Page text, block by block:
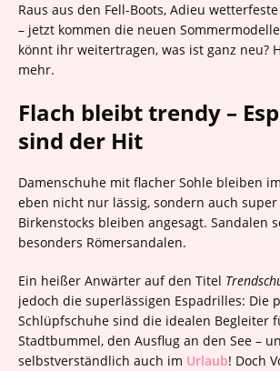
Raus aus den Fell-Boots, Adieu
– jetzt kommen die neuen
könnt ihr weitertragen, was ist ganz neu?
mehr.
Flach bleibt trendy –
sind der Hit
Damenschuhe mit flacher Sohle bleiben
eben nicht nur lässig, sondern auch
Birkenstocks bleiben angesagt. Sandalen
besonders Römersandalen.
Ein heißer Anwärter auf den Titel
jedoch die superlässigen Espadrilles: Die
Schlüpfschuhe sind die idealen Begleiter
Stadtbummel, den Ausflug an den See –
selbstverständlich auch im Urlaub! Doch